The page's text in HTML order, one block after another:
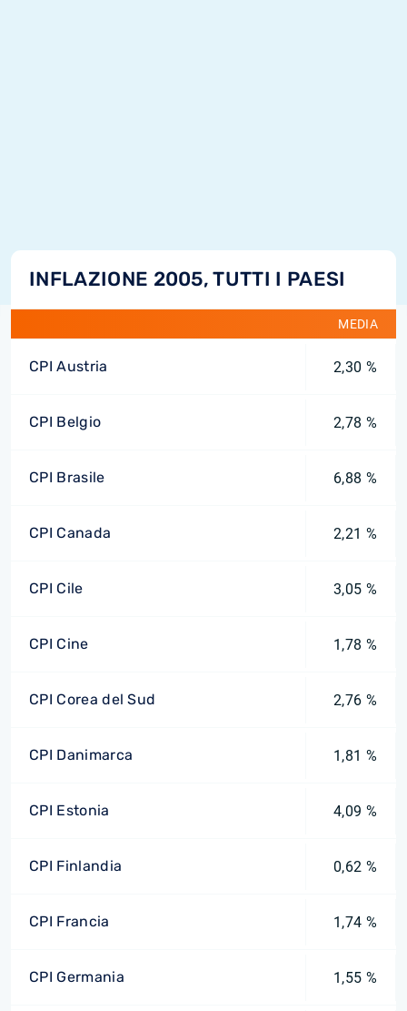
INFLAZIONE 2005, TUTTI I PAESI
MEDIA
CPI Austria 2,30 %
CPI Belgio 2,78 %
CPI Brasile 6,88 %
CPI Canada 2,21 %
CPI Cile 3,05 %
CPI Cine 1,78 %
CPI Corea del Sud 2,76 %
CPI Danimarca 1,81 %
CPI Estonia 4,09 %
CPI Finlandia 0,62 %
CPI Francia 1,74 %
CPI Germania 1,55 %